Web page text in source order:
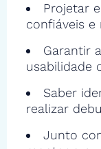
Projetar
confiáveis e
Garantir
usabilidade
Saber
realizar
Junto